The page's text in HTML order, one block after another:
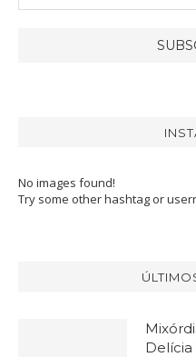
No images found!
Try some other hashtag or
Delícia